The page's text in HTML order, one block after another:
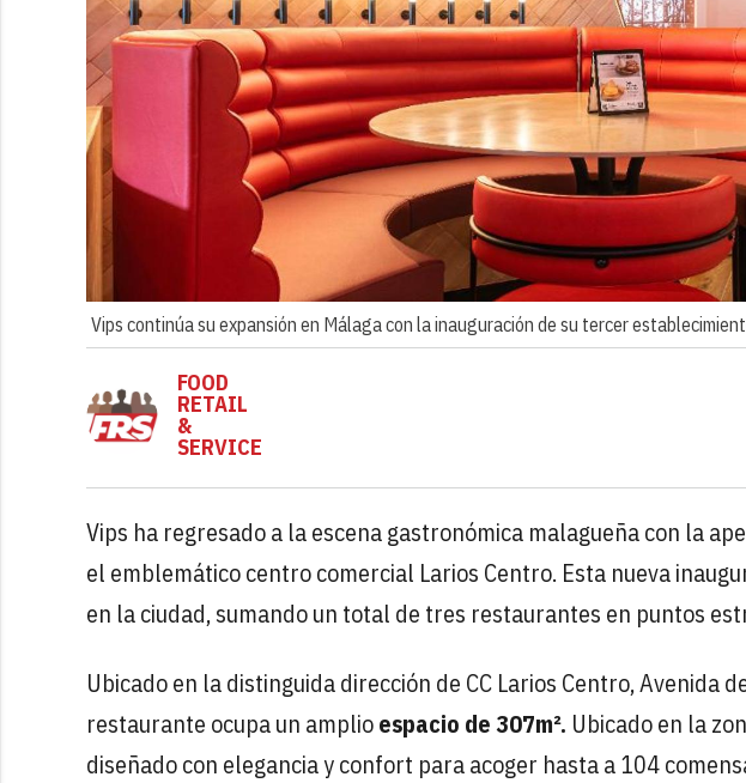
Vips continúa su expansión en Málaga con la inauguración de su tercer
FOOD
RETAIL
&
SERVICE
Vips ha regresado a la escena gastronómica malagueña con la
el emblemático centro comercial Larios Centro. Esta nueva
en la ciudad, sumando un total de tres restaurantes en puntos
Ubicado en la distinguida dirección de CC Larios Centro, Avenida
restaurante ocupa un amplioespacio de 307m². Ubicado en la
diseñado con elegancia y confort para acoger hasta a 104